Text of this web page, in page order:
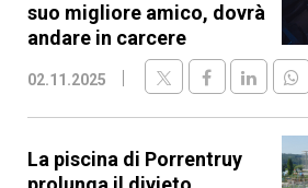
suo migliore amico, dovrà
andare in carcere
02.11.2025
La piscina di Porrentruy